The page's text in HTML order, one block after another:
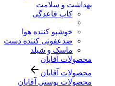
بهداشت و سلامت
کاپ قاعدگی
خوشبو کننده هوا
ضدعفونی کننده دست
ماسک و شیلد
محصولات آقایان
محصولات آقایان
محصولات پوستی آقایان